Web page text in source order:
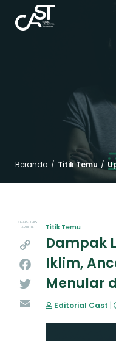
Beranda / Titik Temu /
SHARE THIS
ARTICLE
Titik Temu
Dampak
Iklim,
Menular
Editorial Cast |